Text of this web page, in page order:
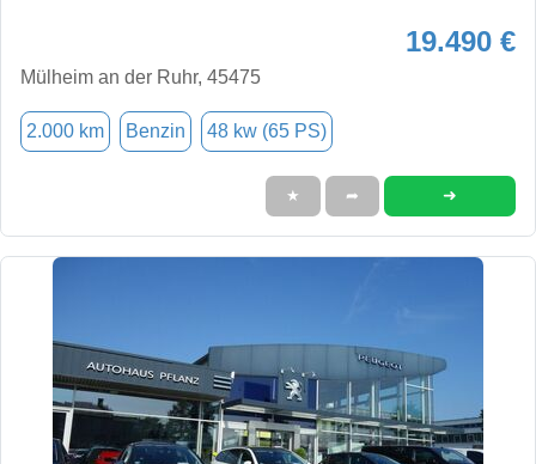
19.490 €
Mülheim an der Ruhr, 45475
2.000 km Benzin 48 kw (65 PS)
★ ➦ ➜